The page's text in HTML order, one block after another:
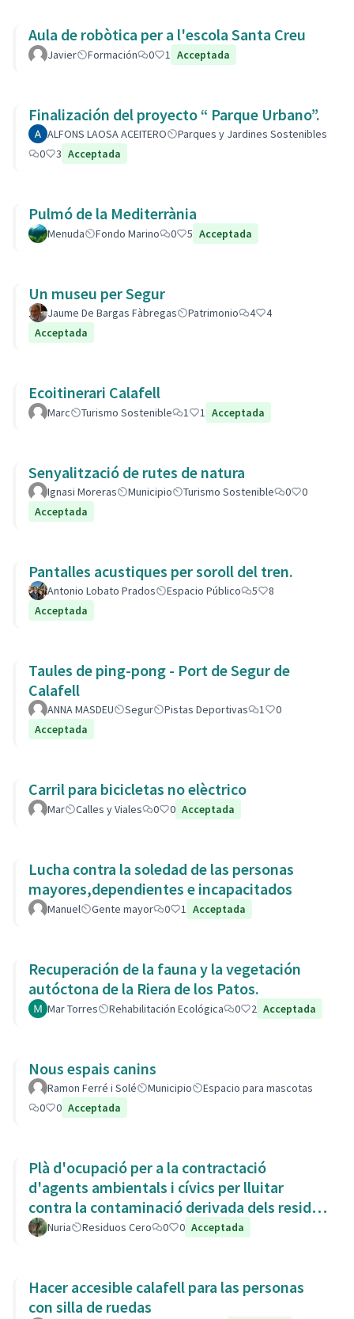
Aula de robòtica per a l'escola Santa Creu
Javier Formación 0 1 Acceptada
Finalización del proyecto “ Parque Urbano”.
ALFONS LAOSA ACEITERO
Parques y Jardines Sostenibles
0
3 Acceptada
Pulmó de la Mediterrània
Menuda Fondo Marino 0 5 Acceptada
Un museu per Segur
Jaume De Bargas Fàbregas Patrimonio 4
4
Acceptada
Ecoitinerari Calafell
Marc Turismo Sostenible 1 1 Acceptada
Senyalització de rutes de natura
Ignasi Moreras Municipio Turismo Sostenible 0
0
Acceptada
Pantalles acustiques per soroll del tren.
Antonio Lobato Prados Espacio Público 5
8
Acceptada
Taules de ping-pong - Port de Segur de
Calafell
ANNA MASDEU Segur Pistas Deportivas 1
0
Acceptada
Carril para bicicletas no elèctrico
Mar Calles y Viales 0 0 Acceptada
Lucha contra la soledad de las personas
mayores,dependientes e incapacitados
Manuel Gente mayor 0 1 Acceptada
Recuperación de la fauna y la vegetación
autóctona de la Riera de los Patos.
Mar Torres Rehabilitación Ecológica 0 2 Acceptada
Nous espais canins
Ramon Ferré i Solé Municipio
Espacio para mascotas
0
0 Acceptada
Plà d'ocupació per a la contractació
d'agents ambientals i cívics per lluitar
contra la contaminació derivada dels residus
de la Còvid-19
Nuria Residuos Cero 0 0 Acceptada
Hacer accesible calafell para las personas
con silla de ruedas